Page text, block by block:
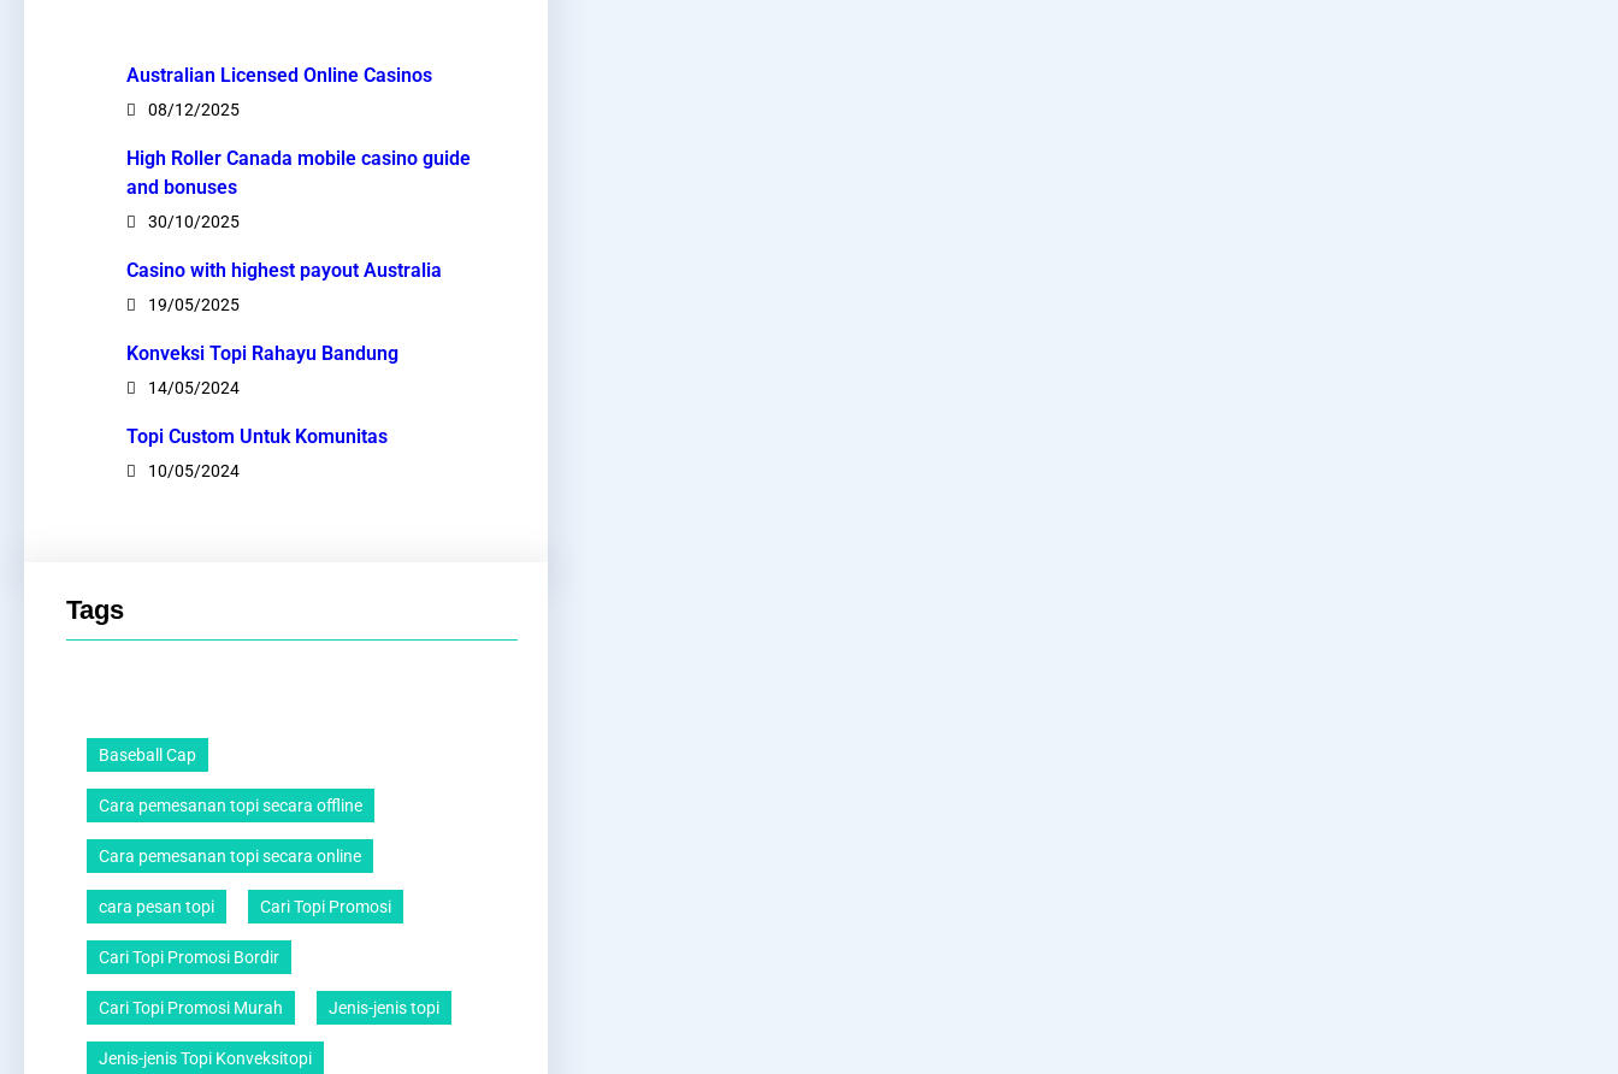
Australian Licensed Online Casinos
08/12/2025
High Roller Canada mobile casino guide
and bonuses
30/10/2025
Casino with highest payout Australia
19/05/2025
Konveksi Topi Rahayu Bandung
14/05/2024
Topi Custom Untuk Komunitas
10/05/2024
Tags
Baseball Cap
Cara pemesanan topi secara offline
Cara pemesanan topi secara online
cara pesan topi Cari Topi Promosi
Cari Topi Promosi Bordir
Cari Topi Promosi Murah Jenis-jenis topi
Jenis-jenis Topi Konveksitopi